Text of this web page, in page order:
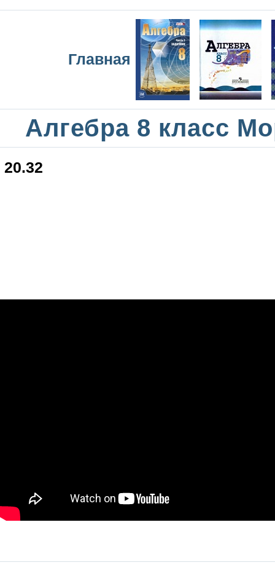
Главная
Алгебра 8 класс
20.32